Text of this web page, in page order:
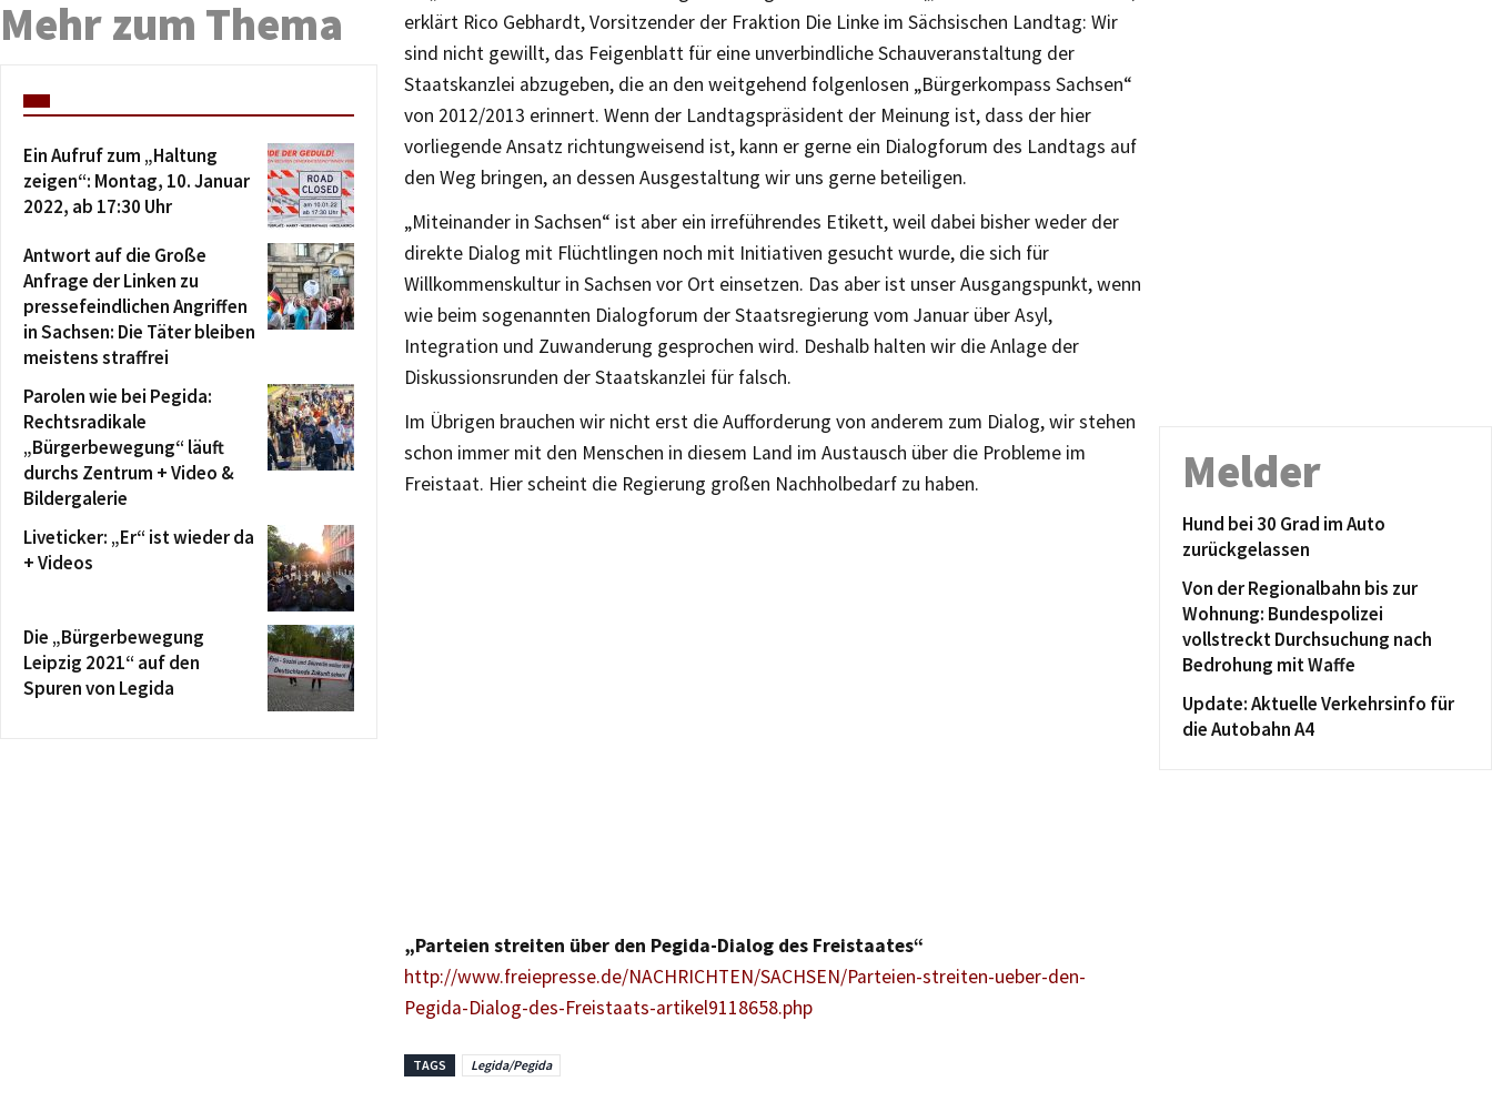
erklärt Rico Gebhardt, Vorsitzender der Fraktion Die Linke im Sächsischen Landtag: Wir
sind nicht gewillt, das Feigenblatt für eine unverbindliche Schauveranstaltung der
Staatskanzlei abzugeben, die an den weitgehend folgenlosen „Bürgerkompass Sachsen“
von 2012/2013 erinnert. Wenn der Landtagspräsident der Meinung ist, dass der hier
vorliegende Ansatz richtungweisend ist, kann er gerne ein Dialogforum des Landtags auf
den Weg bringen, an dessen Ausgestaltung wir uns gerne beteiligen.
„Miteinander in Sachsen“ ist aber ein irreführendes Etikett, weil dabei bisher weder der
direkte Dialog mit Flüchtlingen noch mit Initiativen gesucht wurde, die sich für
Willkommenskultur in Sachsen vor Ort einsetzen. Das aber ist unser Ausgangspunkt, wenn
wie beim sogenannten Dialogforum der Staatsregierung vom Januar über Asyl,
Integration und Zuwanderung gesprochen wird. Deshalb halten wir die Anlage der
Diskussionsrunden der Staatskanzlei für falsch.
Im Übrigen brauchen wir nicht erst die Aufforderung von anderem zum Dialog, wir stehen
schon immer mit den Menschen in diesem Land im Austausch über die Probleme im
Freistaat. Hier scheint die Regierung großen Nachholbedarf zu haben.
„Parteien streiten über den Pegida-Dialog des Freistaates“
http://www.freiepresse.de/NACHRICHTEN/SACHSEN/Parteien-streiten-ueber-den-
Pegida-Dialog-des-Freistaats-artikel9118658.php
TAGS Legida/Pegida
Mehr zum Thema
Ein Aufruf zum „Haltung
zeigen“: Montag, 10. Januar
2022, ab 17:30 Uhr
Antwort auf die Große
Anfrage der Linken zu
pressefeindlichen Angriffen
in Sachsen: Die Täter bleiben
meistens straffrei
Parolen wie bei Pegida:
Rechtsradikale
„Bürgerbewegung“ läuft
durchs Zentrum + Video &
Bildergalerie
Liveticker: „Er“ ist wieder da
+ Videos
Die „Bürgerbewegung
Leipzig 2021“ auf den
Spuren von Legida
Melder
Hund bei 30 Grad im Auto
zurückgelassen
Von der Regionalbahn bis zur
Wohnung: Bundespolizei
vollstreckt Durchsuchung nach
Bedrohung mit Waffe
Update: Aktuelle Verkehrsinfo für
die Autobahn A4